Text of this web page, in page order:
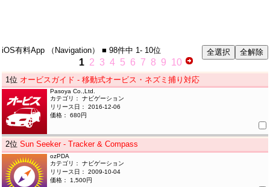
iOS有料App （Navigation） ■ 98件中 1- 10位
1 2 3 4 5 6 7 8 9 10
1位 オービスガイド - 移動式オービス・ネズミ捕り対応
Pasoya Co.,Ltd.
カテゴリ： ナビゲーション
リリース日： 2016-12-06
価格： 680円
2位Sun Seeker - Tracker & Compass
ozPDA
カテゴリ： ナビゲーション
リリース日： 2009-10-04
価格： 1,500円